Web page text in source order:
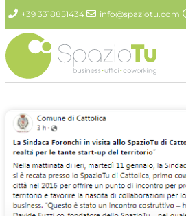
+39 3318851434 info@spaziotu.com